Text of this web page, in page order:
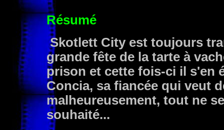
Résumé
Skotlett City est toujours
grande fête de la tarte à
prison et cette fois-ci il s'en
Concia, sa fiancée qui veut
malheureusement, tout ne
souhaité...